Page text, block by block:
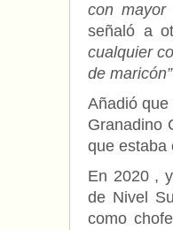
con mayor
señaló a
cualquier
de maricón”
Añadió
Granadino
que estaba
En 2020 ,
de Nivel
como